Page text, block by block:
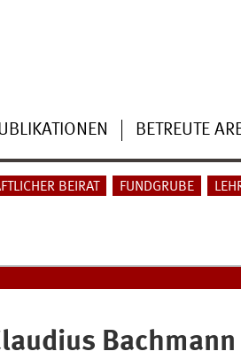
BETREUTE
BEIRAT FUNDGRUBE
Bachmann